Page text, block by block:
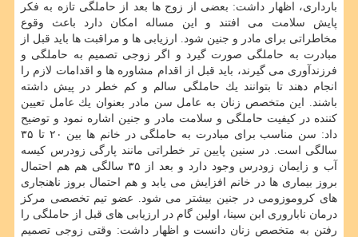
بارداری، اظهار داشت: بعضی از زوج ها بعد از حاملگی تازه به فكر
پایش سلامت می افتند و این مساله امكان دارد باعث وقوع
مخاطراتی برای مادر و جنین شود. ارزیابی ها و مراقبت ها باید قبل از
مبادرت به حاملگی صورت گیرد و اگر زوجی تصمیم به حاملگی و
فرزندآوری می گیرند، باید قبل از اقدام مشاوره ها و اقدامات لازم را
انجام دهند تا بتوانند یك حاملگی سالم و كم خطر در پیش داشته
باشند. این متخصص زنان به عامل سن مادر بعنوان یك عامل تعیین
كننده در كیفیت حاملگی و سلامت مادر و جنین اشاره نمود و توضیح
داد: سن مناسب برای مبادرت به حاملگی در خانم ها بین ۲۰ تا ۳۵
سالگی است. در سنین پایین تر خطراتی مانند پارگی زودرس كیسه
آب و زایمان زودرس وجود دارد و بعد از ۳۵ سالگی هم هم احتمال
بروز بیماری ها در خانم افزایش می یابد و هم احتمال بروز ناهنجاری
های كروموزومی در جنین بیشتر می شود. عضو تیم تخصصی مركز
درمان ناباروری ابن سینا، اولین گام در ارزیابی های قبل از حاملگی را
رفتن به متخصص زنان دانست و اظهار داشت: وقتی زوجی تصمیم